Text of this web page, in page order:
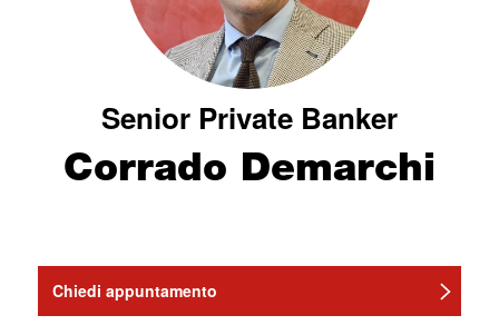
Senior Private Banker
Corrado Demarchi
Chiedi appuntamento